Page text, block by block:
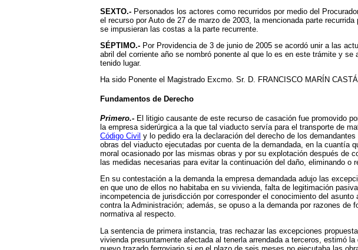
SEXTO.- Personados los actores como recurridos por medio del
el recurso por Auto de 27 de marzo de 2003, la mencionada parte
se impusieran las costas a la parte recurrente.
SÉPTIMO.- Por Providencia de 3 de junio de 2005 se acordó unir a las
abril del corriente año se nombró ponente al que lo es en este trámite y
tenido lugar.
Ha sido Ponente el Magistrado Excmo. Sr. D. FRANCISCO MARÍN
Fundamentos de Derecho
Primero.- El litigio causante de este recurso de casación fue promovido
la empresa siderúrgica a la que tal viaducto servía para el transporte de
Código Civil y lo pedido era la declaración del derecho de los
obras del viaducto ejecutadas por cuenta de la demandada, en la cuantía
moral ocasionado por las mismas obras y por su explotación después de
las medidas necesarias para evitar la continuación del daño, eliminando
En su contestación a la demanda la empresa demandada adujo las
en que uno de ellos no habitaba en su vivienda, falta de legitimación
incompetencia de jurisdicción por corresponder el conocimiento del
contra la Administración; además, se opuso a la demanda por razones
normativa al respecto.
La sentencia de primera instancia, tras rechazar las excepciones
vivienda presuntamente afectada al tenerla arrendada a terceros, estimó